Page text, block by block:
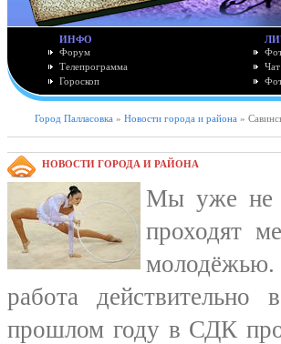
ИНФО
Форум
Телепрограмма
Гороскоп
Чат
Город Палласовка » Новости города и района »
НОВОСТИ ГОРОДА И РАЙОНА
Мы уже не
проходят
молодёжью.
работа
прошлом году в СДК